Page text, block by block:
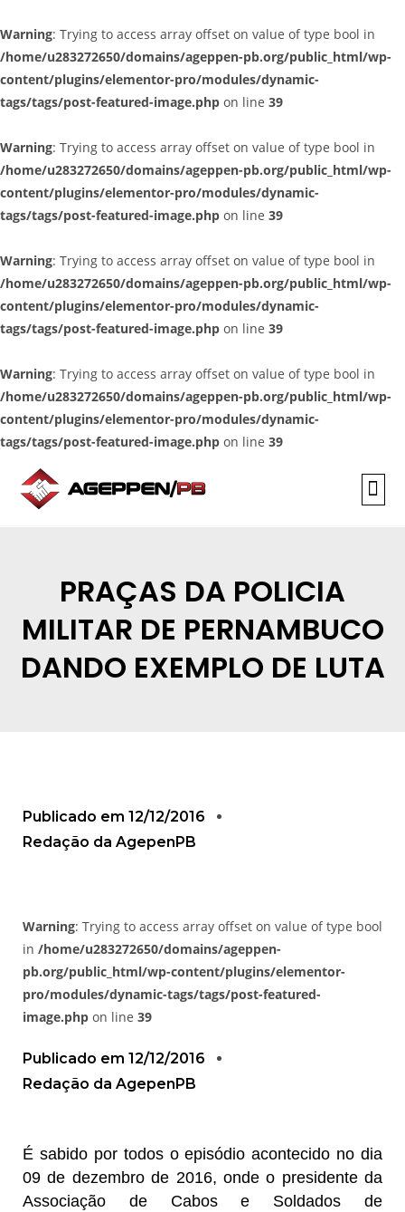
Warning: Trying to access array offset on value of type bool in
/home/u283272650/domains/ageppen-pb.org/public_html/wp-
content/plugins/elementor-pro/modules/dynamic-
tags/tags/post-featured-image.php on line 39
Warning: Trying to access array offset on value of type bool in
/home/u283272650/domains/ageppen-pb.org/public_html/wp-
content/plugins/elementor-pro/modules/dynamic-
tags/tags/post-featured-image.php on line 39
Warning: Trying to access array offset on value of type bool in
/home/u283272650/domains/ageppen-pb.org/public_html/wp-
content/plugins/elementor-pro/modules/dynamic-
tags/tags/post-featured-image.php on line 39
Warning: Trying to access array offset on value of type bool in
/home/u283272650/domains/ageppen-pb.org/public_html/wp-
content/plugins/elementor-pro/modules/dynamic-
tags/tags/post-featured-image.php on line 39
PRAÇAS DA POLICIA
MILITAR DE PERNAMBUCO
DANDO EXEMPLO DE LUTA
Publicado em 12/12/2016
Redação da AgepenPB
Warning: Trying to access array offset on value of type bool
in /home/u283272650/domains/ageppen-
pb.org/public_html/wp-content/plugins/elementor-
pro/modules/dynamic-tags/tags/post-featured-
image.php on line 39
Publicado em 12/12/2016
Redação da AgepenPB
É sabido por todos o episódio acontecido no dia
09 de dezembro de 2016, onde o presidente da
Associação de Cabos e Soldados de